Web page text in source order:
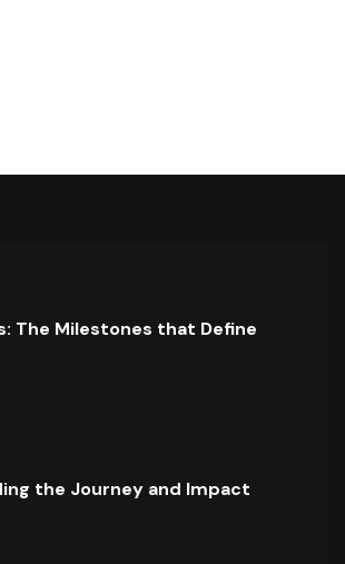
The Milestones that Define
the Journey and Impact